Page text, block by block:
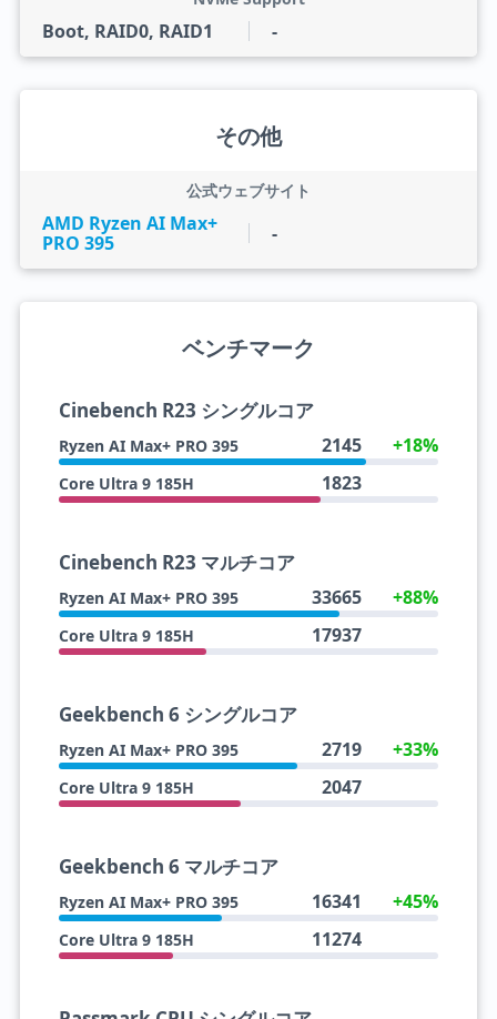
Boot, RAID0, RAID1 -
その他
AMD Ryzen AI Max+
PRO 395
公式ウェブサイト
-
ベンチマーク
Cinebench R23 シングルコア
Ryzen AI Max+ PRO 395 2145 +18%
Core Ultra 9 185H 1823
Cinebench R23 マルチコア
Ryzen AI Max+ PRO 395 33665 +88%
Core Ultra 9 185H 17937
Geekbench 6 シングルコア
Ryzen AI Max+ PRO 395 2719 +33%
Core Ultra 9 185H 2047
Geekbench 6 マルチコア
Ryzen AI Max+ PRO 395 16341 +45%
Core Ultra 9 185H 11274